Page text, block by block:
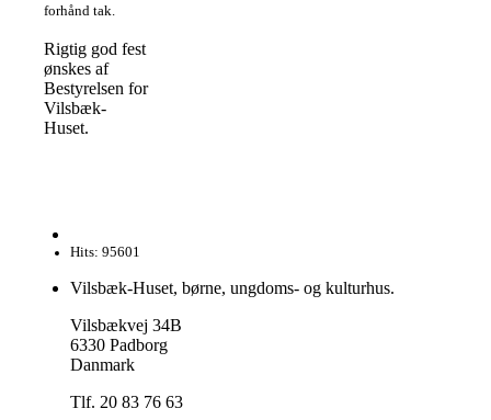
forhånd tak.
Rigtig god fest
ønskes af
Bestyrelsen for
Vilsbæk-
Huset.
Hits: 95601
Vilsbæk-Huset, børne, ungdoms- og kulturhus.
Vilsbækvej 34B
6330 Padborg
Danmark
Tlf. 20 83 76 63